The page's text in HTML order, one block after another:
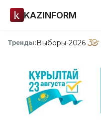
KAZINFORM
Тренды:Выборы-2026